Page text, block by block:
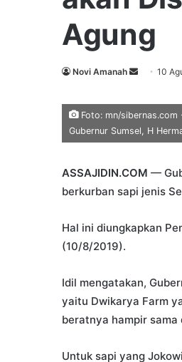
Agung
Novi Amanah
Send
email
10
Foto: mn/sibernas.com
Gubernur Sumsel, H
ASSAJIDIN.COM —
berkurban sapi jenis
Hal ini diungkapkan
(10/8/2019).
Idil mengatakan,
yaitu Dwikarya Farm
beratnya hampir sama
Untuk sapi yang